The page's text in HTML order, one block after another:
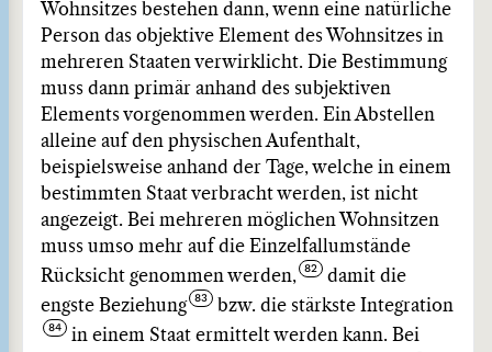
Wohnsitzes bestehen dann, wenn eine natürliche
Person das objektive Element des Wohnsitzes in
mehreren Staaten verwirklicht. Die Bestimmung
muss dann primär anhand des subjektiven
Elements vorgenommen werden. Ein Abstellen
alleine auf den physischen Aufenthalt,
beispielsweise anhand der Tage, welche in einem
bestimmten Staat verbracht werden, ist nicht
angezeigt. Bei mehreren möglichen Wohnsitzen
muss umso mehr auf die Einzelfallumstände
Rücksicht genommen werden,
damit die
engste Beziehung
bzw. die stärkste Integration
in einem Staat ermittelt werden kann. Bei